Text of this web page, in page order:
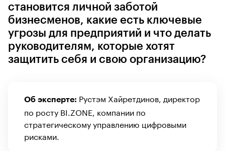
становится личной заботой
бизнесменов, какие есть ключевые
угрозы для предприятий и что делать
руководителям, которые хотят
защитить себя и свою организацию?
Об эксперте: Рустэм Хайретдинов, директор
по росту BI.ZONE, компании по
стратегическому управлению цифровыми
рисками.